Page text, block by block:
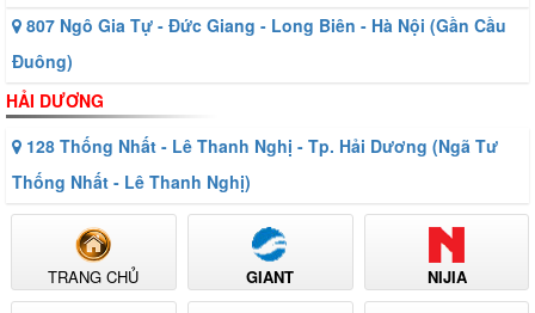
807 Ngô Gia Tự - Đức Giang - Long Biên - Hà Nội (Gần Cầu
Đuông)
HẢI DƯƠNG
128 Thống Nhất - Lê Thanh Nghị - Tp. Hải Dương (Ngã Tư
Thống Nhất - Lê Thanh Nghị)
TRANG CHỦ GIANT NIJIA